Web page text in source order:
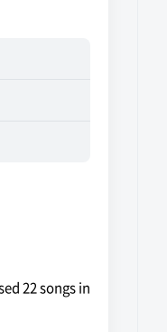
22 songs in